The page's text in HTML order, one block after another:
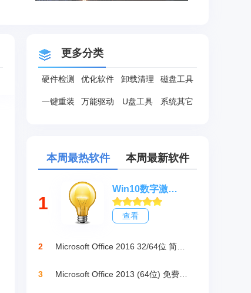
更多分类
硬件检测 优化软件 卸载清理 磁盘工具
一键重装 万能驱动 U盘工具 系统其它
本周最热软件 本周最新软件
1
Win10数字激活HWIDGen_最新win10激活工具
查看
2
3